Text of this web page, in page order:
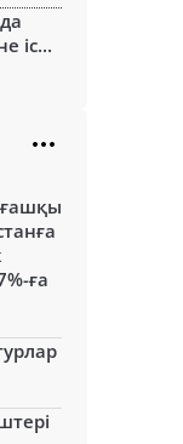
іс...
ға